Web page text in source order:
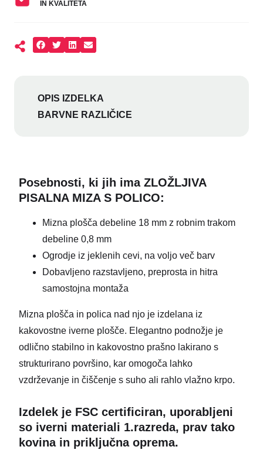
IN KVALITETA
OPIS IZDELKA
BARVNE RAZLIČICE
Posebnosti, ki jih ima ZLOŽLJIVA
PISALNA MIZA S POLICO:
Mizna plošča debeline 18 mm z robnim trakom
debeline 0,8 mm
Ogrodje iz jeklenih cevi, na voljo več barv
Dobavljeno razstavljeno, preprosta in hitra
samostojna montaža
Mizna plošča in polica nad njo je izdelana iz
kakovostne iverne plošče. Elegantno podnožje je
odlično stabilno in kakovostno prašno lakirano s
strukturirano površino, kar omogoča lahko
vzdrževanje in čiščenje s suho ali rahlo vlažno krpo.
Izdelek je FSC certificiran, uporabljeni
so iverni materiali 1.razreda, prav tako
kovina in priključna oprema.